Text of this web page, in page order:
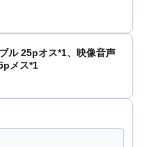
ル 25pオス*1、映像音声
メス*1